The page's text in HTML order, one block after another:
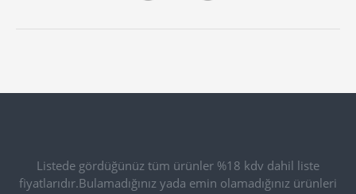
Listede gördüğünüz tüm ürünler %18 kdv dahil liste
fiyatlarıdır.Bulamadığınız yada emin olamadığınız ürünleri